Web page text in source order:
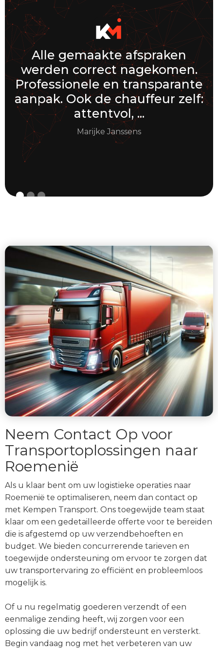
Alle gemaakte afspraken
werden correct nagekomen.
Professionele en transparante
aanpak. Ook de chauffeur zelf:
attentvol, ...
Marijke Janssens
Neem Contact Op voor
Transportoplossingen naar
Roemenië
Als u klaar bent om uw logistieke operaties naar
Roemenië te optimaliseren, neem dan contact op
met Kempen Transport. Ons toegewijde team staat
klaar om een gedetailleerde offerte voor te bereiden
die is afgestemd op uw verzendbehoeften en
budget. We bieden concurrerende tarieven en
toegewijde ondersteuning om ervoor te zorgen dat
uw transportervaring zo efficiënt en probleemloos
mogelijk is.
Of u nu regelmatig goederen verzendt of een
eenmalige zending heeft, wij zorgen voor een
oplossing die uw bedrijf ondersteunt en versterkt.
Begin vandaag nog met het verbeteren van uw